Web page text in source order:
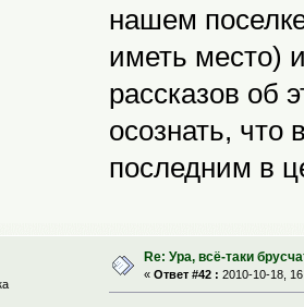
нашем
иметь место)
рассказов об
осознать, что
последним в
Re: Ура, всё-таки
« Ответ #42 : 2010-10-18,